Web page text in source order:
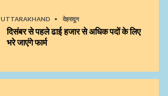
UTTARAKHAND देहरादून
दिसंबर से पहले ढाई हजार से अधिक पदों के लिए
भरे जाएंगे फार्म